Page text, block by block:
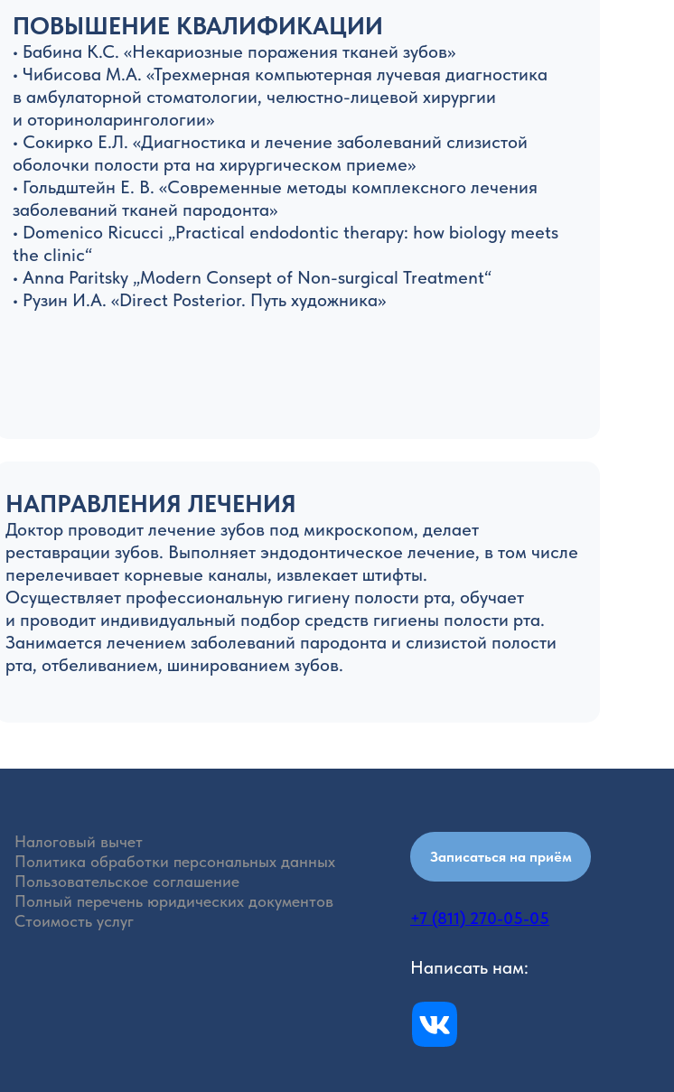
ПОВЫШЕНИЕ КВАЛИФИКАЦИИ
• Бабина К.С. «Некариозные поражения тканей зубов»
• Чибисова М.А. «Трехмерная компьютерная лучевая диагностика
в амбулаторной стоматологии, челюстно-лицевой хирургии
и оториноларингологии»
• Сокирко Е.Л. «Диагностика и лечение заболеваний слизистой
оболочки полости рта на хирургическом приеме»
• Гольдштейн Е. В. «Современные методы комплексного лечения
заболеваний тканей пародонта»
• Domenico Ricucci „Practical endodontic therapy: how biology meets
the clinic“
• Anna Paritsky „Modern Consept of Non-surgical Treatment“
• Рузин И.А. «Direct Posterior. Путь художника»
НАПРАВЛЕНИЯ ЛЕЧЕНИЯ
Доктор проводит лечение зубов под микроскопом, делает
реставрации зубов. Выполняет эндодонтическое лечение, в том числе
перелечивает корневые каналы, извлекает штифты.
Осуществляет профессиональную гигиену полости рта, обучает
и проводит индивидуальный подбор средств гигиены полости рта.
Занимается лечением заболеваний пародонта и слизистой полости
рта, отбеливанием, шинированием зубов.
Налоговый вычет
Политика обработки персональных данных
Пользовательское соглашение
Полный перечень юридических документов
Стоимость услуг
Записаться на приём
+7 (811) 270-05-05
Написать нам: